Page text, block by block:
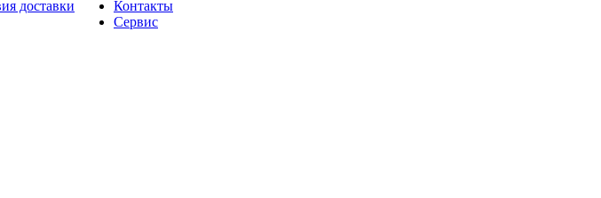
доставки
Контакты
Сервис